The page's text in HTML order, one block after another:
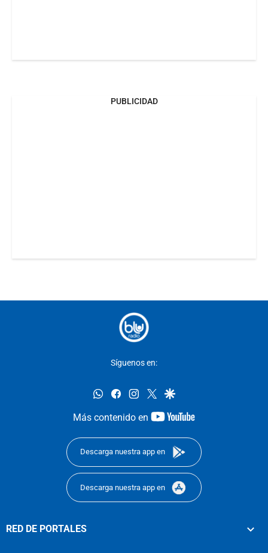
PUBLICIDAD
Síguenos en:
whatsappfacebookinstagram
twittergoogle
Más contenido en
youtube-
Descarga nuestra app en
Descarga nuestra app en
RED DE PORTALES